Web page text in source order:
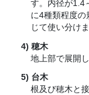
す。内径が1.4
に4種類程度
じて使い分けま
穂木
地上部で展開
台木
根及び穂木と